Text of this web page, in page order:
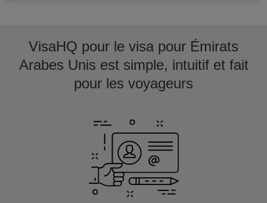
VisaHQ pour le visa pour Émirats
Arabes Unis est simple, intuitif et fait
pour les voyageurs